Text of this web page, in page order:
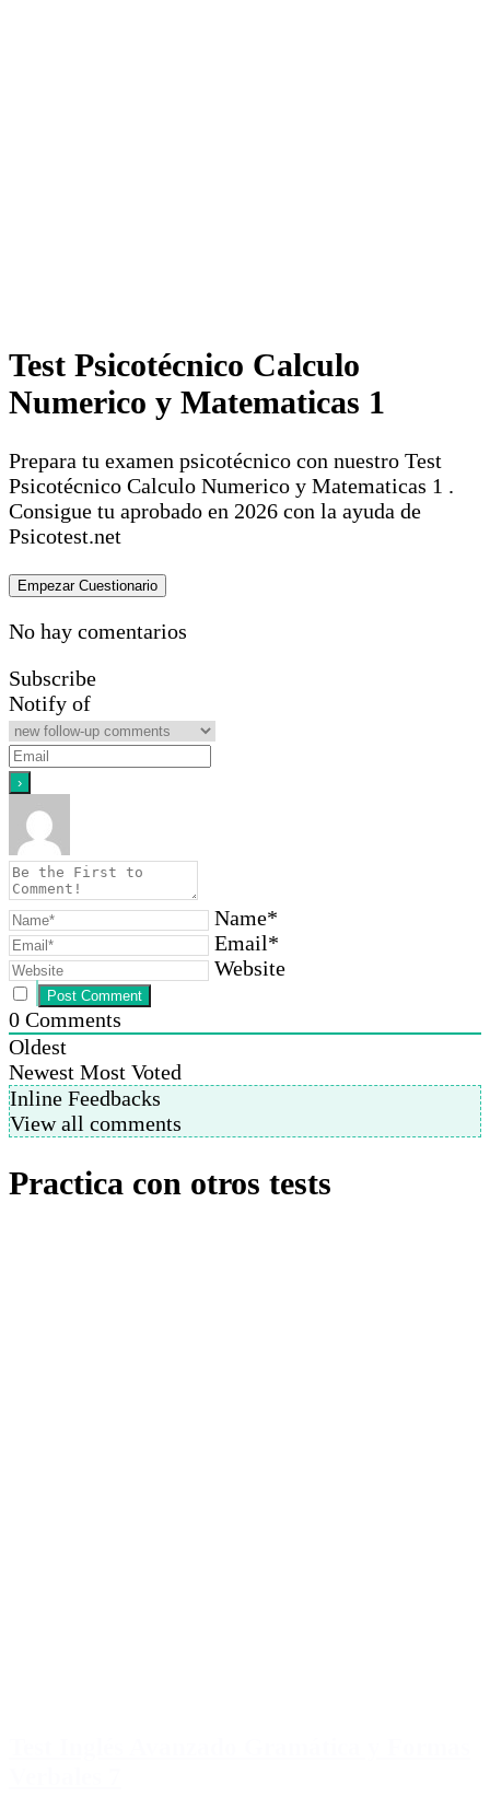
Test Psicotécnico Calculo
Numerico y Matematicas 1
Prepara tu examen psicotécnico con nuestro Test
Psicotécnico Calculo Numerico y Matematicas 1 .
Consigue tu aprobado en 2026 con la ayuda de
Psicotest.net
No hay comentarios
Subscribe
Notify of
Name*
Email*
Website
0 Comments
Oldest
Newest Most Voted
Inline Feedbacks
View all comments
Practica con otros tests